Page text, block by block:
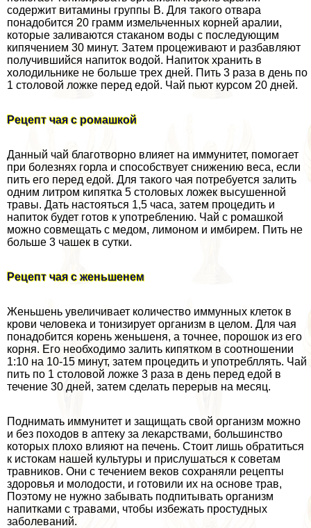
содержит витамины группы В. Для такого отвара
понадобится 20 грамм измельченных корней аралии,
которые заливаются стаканом воды с последующим
кипячением 30 минут. Затем процеживают и разбавляют
получившийся напиток водой. Напиток хранить в
холодильнике не больше трех дней. Пить 3 раза в день по
1 столовой ложке перед едой. Чай пьют курсом 20 дней.
Рецепт чая с ромашкой
Данный чай благотворно влияет на иммунитет, помогает
при болезнях горла и способствует снижению веса, если
пить его перед едой. Для такого чая потребуется залить
одним литром кипятка 5 столовых ложек высушенной
травы. Дать настояться 1,5 часа, затем процедить и
напиток будет готов к употрeблению. Чай с ромашкой
можно совмещать с медом, лимоном и имбирем. Пить не
больше 3 чашек в сутки.
Рецепт чая с женьшенем
Женьшень увеличивает количество иммунных клеток в
крови человека и тонизирует организм в целом. Для чая
понадобится корень женьшеня, а точнее, порошок из его
корня. Его необходимо залить кипятком в соотношении
1:10 на 10-15 минут, затем процедить и употрeбллять. Чай
пить по 1 столовой ложке 3 раза в день перед едой в
течение 30 дней, затем сделать перерыв на месяц.
Поднимать иммунитет и защищать свой организм можно
и без походов в аптеку за лекарствами, большинство
которых плохо влияют на печень. Стоит лишь обратиться
к истокам нашей культуры и прислушаться к советам
травников. Они с течением веков сохраняли рецепты
здоровья и молодости, и готовили их на основе трав,
Поэтому не нужно забывать подпитывать организм
напитками с травами, чтобы избежать простудных
заболеваний.